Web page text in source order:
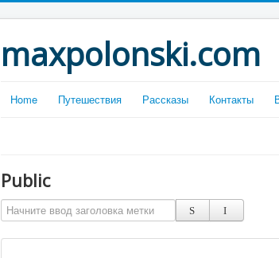
maxpolonski.com
Home Путешествия Рассказы Контакты
Public
Начните ввод заголовка метки